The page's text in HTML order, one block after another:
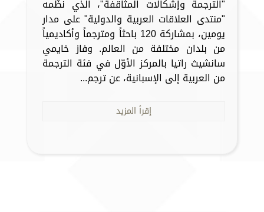
"الترجمة وإشكالات المثاقفة"، الذي نظّمه
"منتدى العلاقات العربية والدولية" على مدار
يومين، بمشاركة 120 باحثاً ومترجماً وأكاديمياً
من بلدان مختلفة من العالم. وفاز خايمي
سانشيث راتيا بالمركز الأوّل في فئة الترجمة
من العربية إلى الإسبانية، عن ترجم...
إقرأ المزيد